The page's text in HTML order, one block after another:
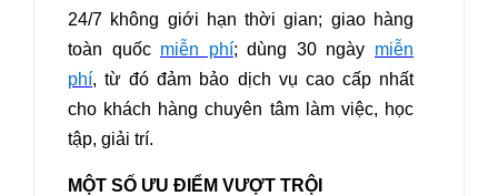
24/7 không giới hạn thời gian; giao hàng
toàn quốc miễn phí; dùng 30 ngày miễn
phí, từ đó đảm bảo dịch vụ cao cấp nhất
cho khách hàng chuyên tâm làm việc, học
tập, giải trí.
MỘT SỐ ƯU ĐIỂM VƯỢT TRỘI